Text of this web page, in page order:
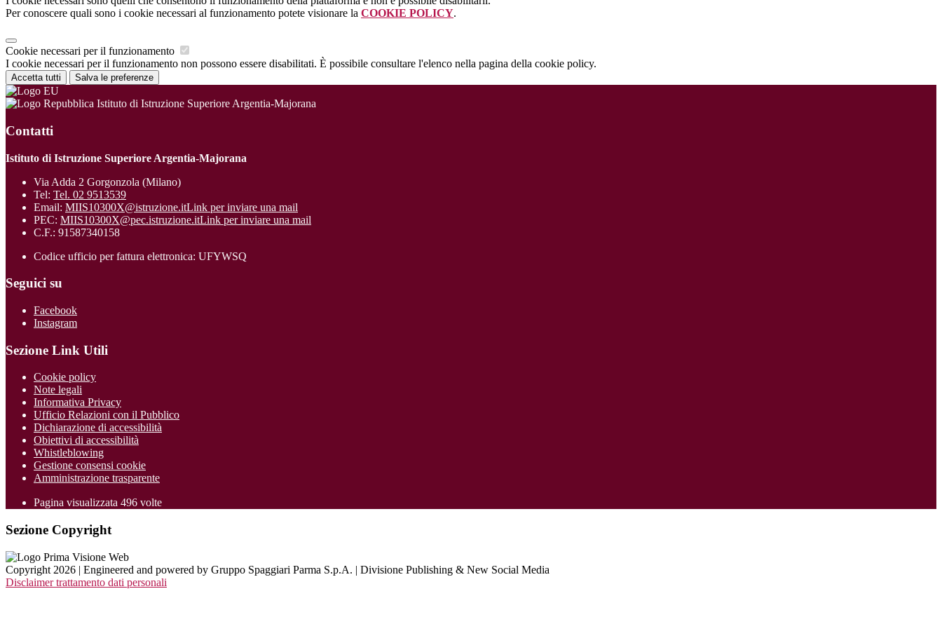
Per conoscere quali sono i cookie necessari al funzionamento potete visionare la COOKIE POLICY.
Cookie necessari per il funzionamento
I cookie necessari per il funzionamento non possono essere disabilitati. È possibile consultare l'elenco nella pagina della cookie policy.
Accetta tutti Salva le preferenze
Istituto di Istruzione Superiore Argentia-Majorana
Contatti
Istituto di Istruzione Superiore Argentia-Majorana
Via Adda 2 Gorgonzola (Milano)
Tel: Tel. 02 9513539
Email: MIIS10300X@istruzione.itLink per inviare una mail
PEC: MIIS10300X@pec.istruzione.itLink per inviare una mail
C.F.: 91587340158
Codice ufficio per fattura elettronica: UFYWSQ
Seguici su
Facebook
Instagram
Sezione Link Utili
Cookie policy
Note legali
Informativa Privacy
Ufficio Relazioni con il Pubblico
Dichiarazione di accessibilità
Obiettivi di accessibilità
Whistleblowing
Gestione consensi cookie
Amministrazione trasparente
Pagina visualizzata 496 volte
Sezione Copyright
Copyright 2026 | Engineered and powered by Gruppo Spaggiari Parma S.p.A. | Divisione Publishing & New Social Media
Disclaimer trattamento dati personali